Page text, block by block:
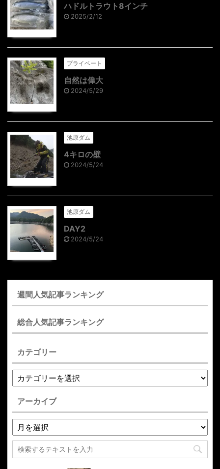
ハドルトラウト8インチ
2025/2/12
プライベート
自然は偉大
2024/5/29
池原ダム
4キロの壁
2024/5/24
池原ダム
DAY2
2024/5/24
週間人気記事ランキング
総合人気記事ランキング
カテゴリー
アーカイブ